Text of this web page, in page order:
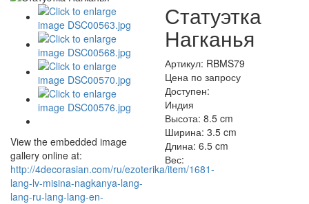
View the embedded image
gallery online at:
http://4decorasian.com/ru/ezoterika/item/1681-
lang-lv-misina-nagkanya-lang-
lang-ru-lang-lang-en-
Статуэтка
Нагканья
Артикул: RBMS79
Цена по запросу
Доступен:
Индия
Высота: 8.5 cm
Ширина: 3.5 cm
Длина: 6.5 cm
Вес: